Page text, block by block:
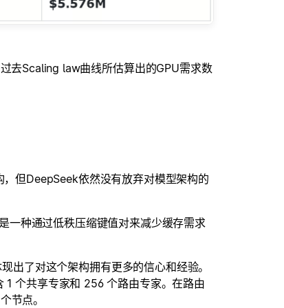
去Scaling law曲线所估算出的GPU需求数
但DeepSeek依然没有放弃对模型架构的
种通过低秩压缩键值对来减少缓存需求
出了对这个架构拥有更多的信心和经验。
个共享专家和 256 个路由专家。在路由
节点。